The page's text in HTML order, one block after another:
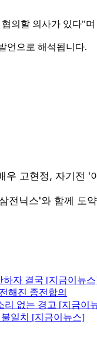
의할 의사가 있다"
언으로 해석됩니다.
하자 결국 [지금이뉴
해진 종전합의
리 없는 경고 [지금이
일치 [지금이뉴스]